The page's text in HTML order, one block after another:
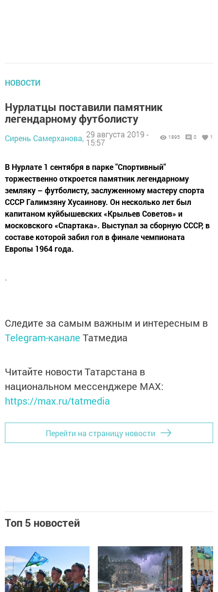
НОВОСТИ
Нурлатцы поставили памятник
легендарному футболисту
Сирень Самерханова, 29 августа 2019 -
15:57
1895 0 1
В Нурлате 1 сентября в парке "Спортивный"
торжественно откроется памятник легендарному
земляку – футболисту, заслуженному мастеру спорта
СССР Галимзяну Хусаинову. Он несколько лет был
капитаном куйбышевских «Крыльев Советов» и
московского «Спартака». Выступал за сборную СССР, в
составе которой забил гол в финале чемпионата
Европы 1964 года.
.
Следите за самым важным и интересным в
Telegram-канале Татмедиа
Читайте новости Татарстана в
национальном мессенджере MАХ:
https://max.ru/tatmedia
Перейти на страницу новости
Топ 5 новостей